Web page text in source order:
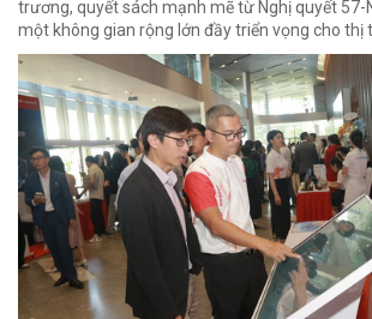
trương, quyết sách mạnh mẽ từ Nghị quyết 57-
một không gian rộng lớn đầy triển vọng cho thị